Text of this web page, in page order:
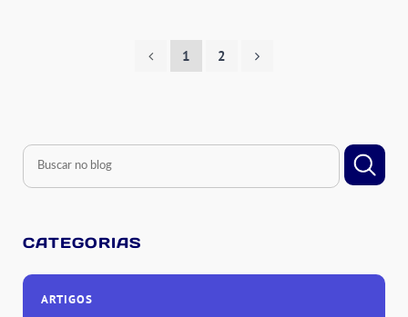
1 2
CATEGORIAS
ARTIGOS